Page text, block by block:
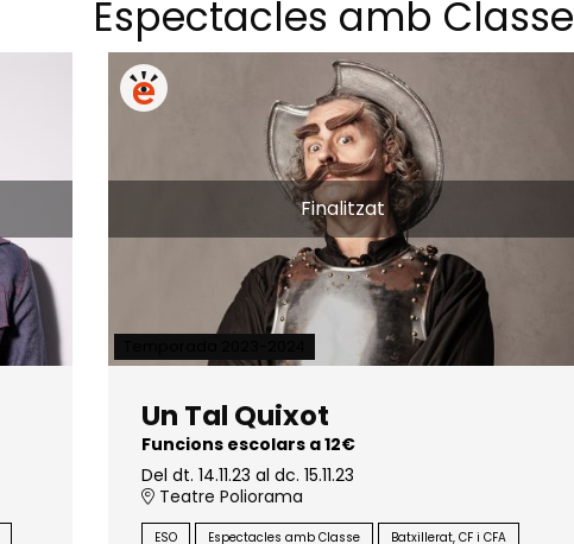
Espectacles amb Classe
Finalitzat
Un Tal Quixot
Funcions escolars a 12€
Del dt. 14.11.23 al dc. 15.11.23
Teatre Poliorama
ESO Espectacles amb Classe Batxillerat, CF i CFA